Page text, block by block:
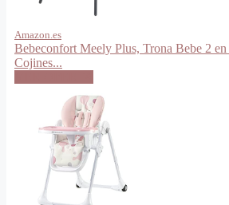
Amazon.es
Bebeconfort Meely Plus, Trona Bebe 2 en
Cojines...